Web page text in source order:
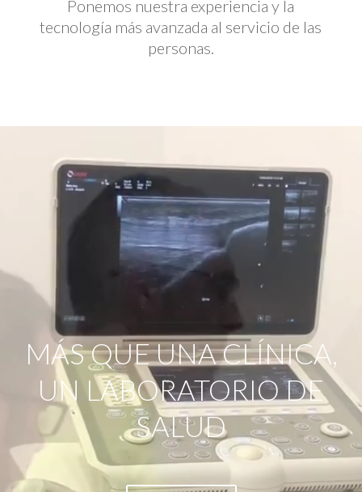
Ponemos nuestra experiencia y la
tecnología más avanzada al servicio de las
personas.
MÁS QUE UNA CLÍNICA,
UN LABORATORIO DE
SALUD